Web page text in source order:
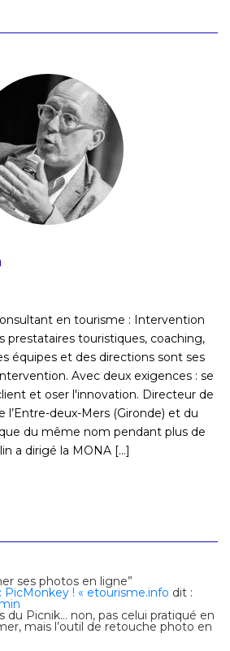
en tourisme : Intervention
prestataires touristiques, coaching,
équipes et des directions sont ses
Avec deux exigences : se
et oser l'innovation. Directeur de
l’Entre-deux-Mers (Gironde) et du
du même nom pendant plus de
a dirigé la MONA [...]
ses photos en ligne”
! « etourisme.info dit :
du Picnik… non, pas celui pratiqué en
mais l’outil de retouche photo en